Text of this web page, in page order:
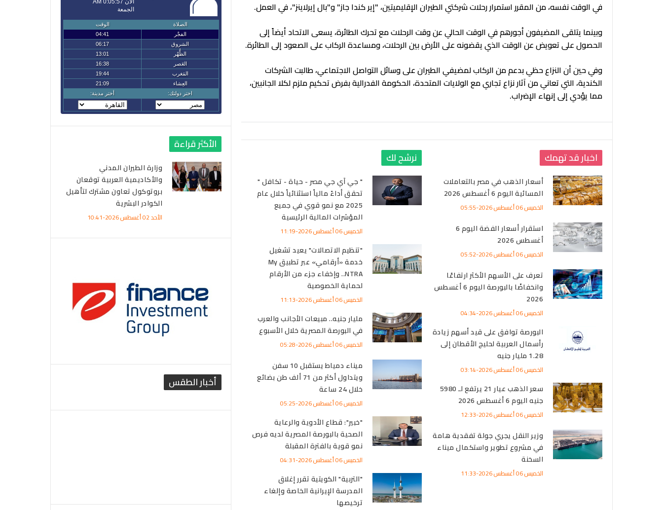
في الوقت نفسه، من المقرر استمرار رحلات شركتي الطيران الإقليميتين، "إير كندا جاز" و"بال إيرلاينز"، في العمل.
وبينما يتلقى المضيفون أجورهم في الوقت الحالي عن وقت الرحلات مع تحرك الطائرة، يسعى الاتحاد أيضاً إلى
الحصول على تعويض عن الوقت الذي يقضونه على الأرض بين الرحلات، ومساعدة الركاب على الصعود إلى الطائرة.
وفي حين أن النزاع حظي بدعم من الركاب لمضيفي الطيران على وسائل التواصل الاجتماعي، طالبت الشركات
الكندية، التي تعاني من آثار نزاع تجاري مع الولايات المتحدة، الحكومة الفدرالية بفرض تحكيم ملزم لكلا الجانبين،
مما يؤدي إلى إنهاء الإضراب.
اخبار قد تهمك
أسعار الذهب في مصر بالتعاملات
المسائية اليوم 6 أغسطس 2026
الخميس 06 أغسطس 2026-05:55
استقرار أسعار الفضة اليوم 6
أغسطس 2026
الخميس 06 أغسطس 2026-05:52
تعرف على الأسهم الأكثر ارتفاعًا
وانخفاضًا بالبورصة اليوم 6 أغسطس
2026
الخميس 06 أغسطس 2026-04:34
البورصة توافق على قيد أسهم زيادة
رأسمال العربية لحليج الأقطان إلى
1.28 مليار جنيه
الخميس 06 أغسطس 2026-03:14
سعر الذهب عيار 21 يرتفع لـ 5980
جنيه اليوم 6 أغسطس 2026
الخميس 06 أغسطس 2026-12:33
وزير النقل يجري جولة تفقدية هامة
في مشروع تطوير واستكمال ميناء
السخنة
الخميس 06 أغسطس 2026-11:33
نرشح لك
" جي آي جي مصر - حياة - تكافل "
تحقق أداءً مالياً استثنائياً خلال عام
2025 مع نمو قوي في جميع
المؤشرات المالية الرئيسية
الخميس 06 أغسطس 2026-11:19
"تنظيم الاتصالات" يعيد تشغيل
خدمة «أرقامي» عبر تطبيق My
NTRA.. وإخفاء جزء من الأرقام
لحماية الخصوصية
الخميس 06 أغسطس 2026-11:13
مليار جنيه.. مبيعات الأجانب والعرب
في البورصة المصرية خلال الأسبوع
الخميس 06 أغسطس 2026-05:28
ميناء دمياط يستقبل 10 سفن
ويتداول أكثر من 71 ألف طن بضائع
خلال 24 ساعة
الخميس 06 أغسطس 2026-05:25
"خبير": قطاع الأدوية والرعاية
الصحية بالبورصة المصرية لديه فرص
نمو قوية بالفترة المقبلة
الخميس 06 أغسطس 2026-04:31
"التربية" الكويتية تقرر إغلاق
المدرسة الإيرانية الخاصة وإلغاء
ترخيصها
الأكثر قراءة
وزارة الطيران المدني
والأكاديمية العربية توقعان
بروتوكول تعاون مشترك لتأهيل
الكوادر البشرية
الأحد 02 أغسطس 2026-10:41
أخبار الطقس